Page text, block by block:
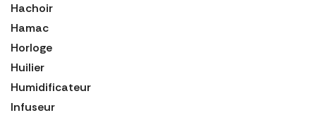
Hachoir
Hamac
Horloge
Huilier
Humidificateur
Infuseur